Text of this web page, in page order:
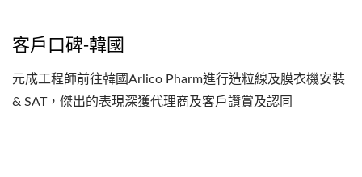
客戶口碑-韓國
元成工程師前往韓國Arlico Pharm進行造粒線及膜衣機安裝
& SAT，傑出的表現深獲代理商及客戶讚賞及認同